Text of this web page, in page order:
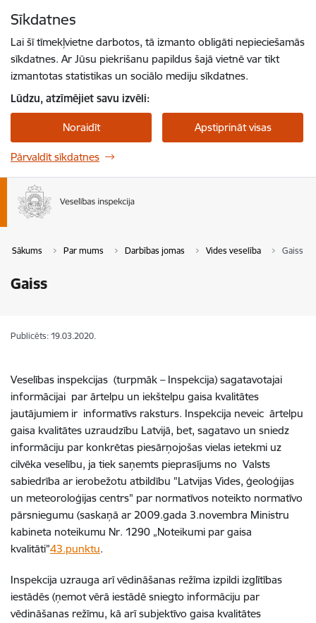
Sīkdatnes
Lai šī tīmekļvietne darbotos, tā izmanto obligāti nepieciešamās
sīkdatnes. Ar Jūsu piekrišanu papildus šajā vietnē var tikt
izmantotas statistikas un sociālo mediju sīkdatnes.
Lūdzu, atzīmējiet savu izvēli:
Noraidīt Apstiprināt visas
Pārvaldīt sīkdatnes
Sākums Par mums Darbības jomas Vides veselība Gaiss
Gaiss
Publicēts: 19.03.2020.
Veselības inspekcijas (turpmāk – Inspekcija) sagatavotajai
informācijai par ārtelpu un iekštelpu gaisa kvalitātes
jautājumiem ir informatīvs raksturs. Inspekcija neveic ārtelpu
gaisa kvalitātes uzraudzību Latvijā, bet, sagatavo un sniedz
informāciju par konkrētas piesārņojošas vielas ietekmi uz
cilvēka veselību, ja tiek saņemts pieprasījums no Valsts
sabiedrība ar ierobežotu atbildību "Latvijas Vides, ģeoloģijas
un meteoroloģijas centrs" par normatīvos noteikto normatīvo
pārsniegumu (saskaņā ar 2009.gada 3.novembra Ministru
kabineta noteikumu Nr. 1290 „Noteikumi par gaisa
kvalitāti”43.punktu.
Inspekcija uzrauga arī vēdināšanas režīma izpildi izglītības
iestādēs (ņemot vērā iestādē sniegto informāciju par
vēdināšanas režīmu, kā arī subjektīvo gaisa kvalitātes